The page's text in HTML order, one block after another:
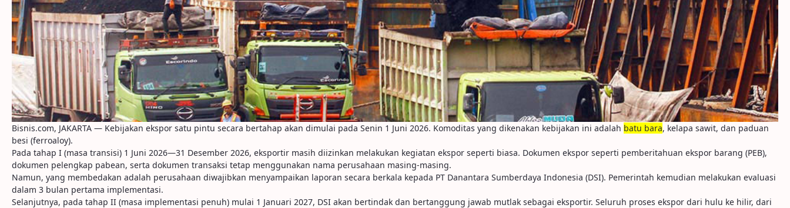
Bisnis.com, JAKARTA — Kebijakan ekspor satu pintu secara bertahap akan dimulai pada Senin 1 Juni 2026. Komoditas yang dikenakan kebijakan ini adalah batu bara, kelapa sawit, dan paduan
besi (ferroaloy).
Pada tahap I (masa transisi) 1 Juni 2026—31 Desember 2026, eksportir masih diizinkan melakukan kegiatan ekspor seperti biasa. Dokumen ekspor seperti pemberitahuan ekspor barang (PEB),
dokumen pelengkap pabean, serta dokumen transaksi tetap menggunakan nama perusahaan masing-masing.
Namun, yang membedakan adalah perusahaan diwajibkan menyampaikan laporan secara berkala kepada PT Danantara Sumberdaya Indonesia (DSI). Pemerintah kemudian melakukan evaluasi
dalam 3 bulan pertama implementasi.
Selanjutnya, pada tahap II (masa implementasi penuh) mulai 1 Januari 2027, DSI akan bertindak dan bertanggung jawab mutlak sebagai eksportir. Seluruh proses ekspor dari hulu ke hilir, dari